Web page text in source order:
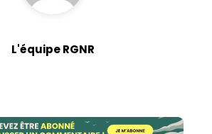
L'équipe RGNR